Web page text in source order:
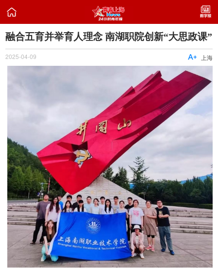

融合五育并举育人理念 南湖职院创新“大思政课”
2025-04-09 上海
